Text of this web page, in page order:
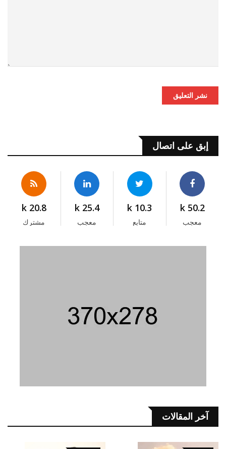
نشر التعليق
إبق على اتصال
50.2 k
معجب
10.3 k
متابع
25.4 k
معجب
20.8 k
مشترك
آخر المقالات